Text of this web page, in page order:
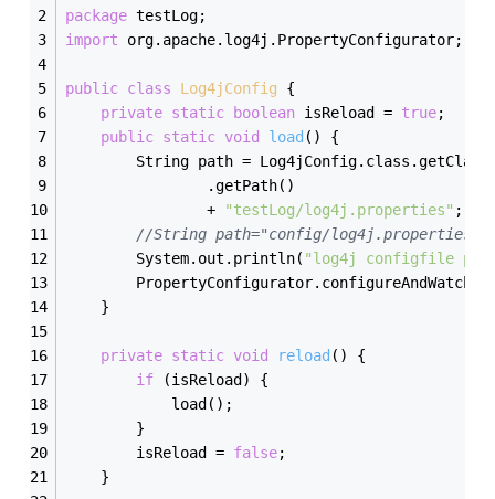
package testLog;
import org.apache.log4j.PropertyConfigurator;
public class Log4jConfig
{
private static boolean isReload = true;
public static void load ()
{
String path =
                .getPath()
                +
"testLog/log4j.properties" ;
//String path="config/
        System.out.println(
"log4j configfile
    }
private static void reload ()
{
if (isReload) {
            load();
        }
        isReload =
false;
    }